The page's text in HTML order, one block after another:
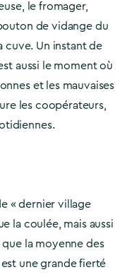
le fromager,
de vidange du
cuve. Un instant de
aussi le moment où
et les mauvaises
les coopérateurs,
« dernier village
la coulée, mais aussi
la moyenne des
une grande fierté